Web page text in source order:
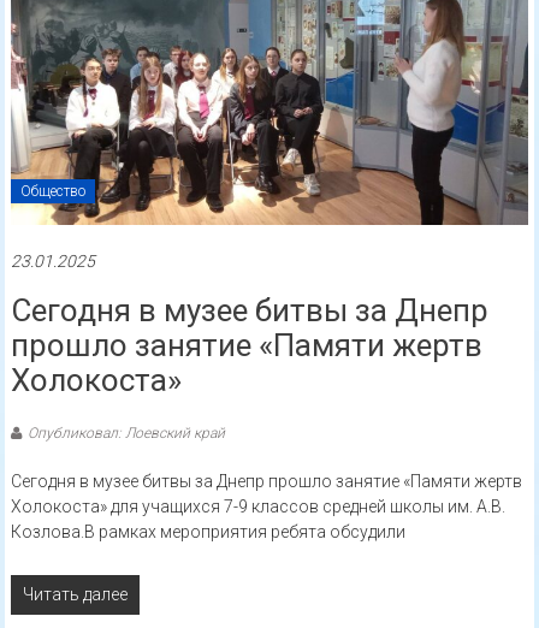
Общество
23.01.2025
Сегодня в музее битвы за Днепр
прошло занятие «Памяти жертв
Холокоста»
Опубликовал: Лоевский край
Сегодня в музее битвы за Днепр прошло занятие «Памяти жертв
Холокоста» для учащихся 7-9 классов средней школы им. А.В.
Козлова.В рамках мероприятия ребята обсудили
Читать далее